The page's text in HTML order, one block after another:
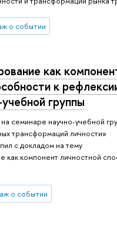
о событии
как
к
группы
семинаре научно-учебной
трансформаций личности»
с докладом на тему
как компонент личностной
о событии